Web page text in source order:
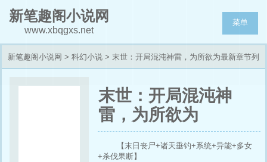
新笔趣阁小说网
www.xbqgxs.net
菜单
新笔趣阁小说网 > 科幻小说 > 末世：开局混沌神雷，为所欲为最新章节列
末世：开局混沌神
雷，为所欲为
【末日丧尸+诸天垂钓+系统+异能+多女
+杀伐果断】